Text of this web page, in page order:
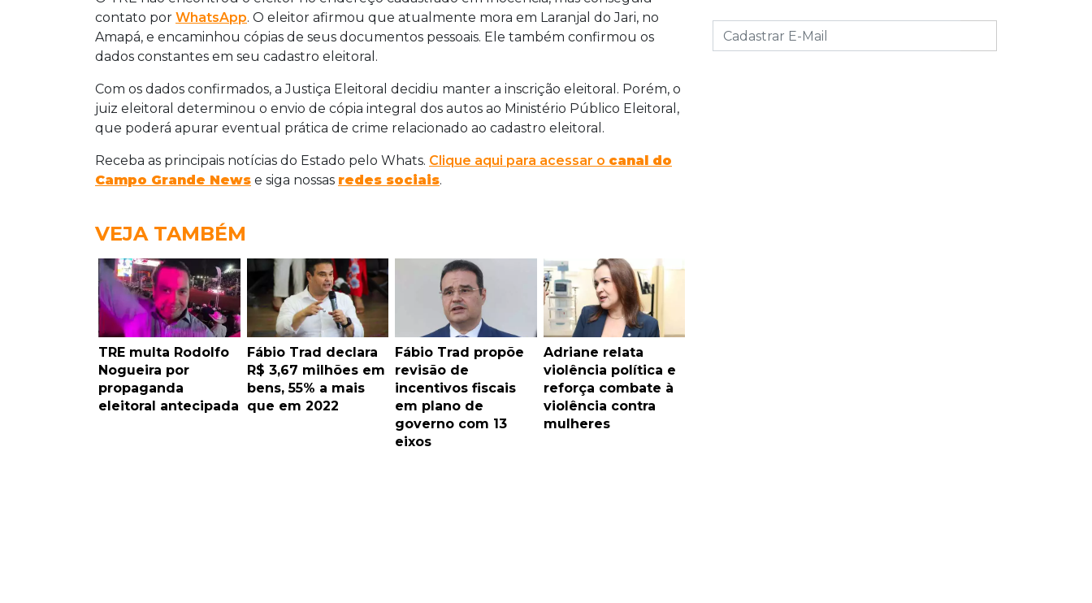
contato por WhatsApp. O eleitor afirmou que atualmente mora em Laranjal do Jari, no
Amapá, e encaminhou cópias de seus documentos pessoais. Ele também confirmou os
dados constantes em seu cadastro eleitoral.
Com os dados confirmados, a Justiça Eleitoral decidiu manter a inscrição eleitoral. Porém, o
juiz eleitoral determinou o envio de cópia integral dos autos ao Ministério Público Eleitoral,
que poderá apurar eventual prática de crime relacionado ao cadastro eleitoral.
Receba as principais notícias do Estado pelo Whats. Clique aqui para acessar o canal do
Campo Grande News e siga nossas redes sociais.
VEJA TAMBÉM
TRE multa Rodolfo
Nogueira por
propaganda
eleitoral antecipada
Fábio Trad declara
R$ 3,67 milhões em
bens, 55% a mais
que em 2022
Fábio Trad propõe
revisão de
incentivos fiscais
em plano de
governo com 13
eixos
Adriane relata
violência política e
reforça combate à
violência contra
mulheres
de acesso inédito à Série A2 feminina